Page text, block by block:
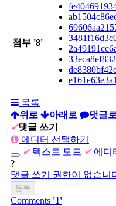
첨부 '8'
목록
위로
아래로 댓글
✔댓글 쓰기
에디터 선택하기
✔ 텍스트 모드 ✔ 에디
?
댓글 쓰기 권한이 없습니
Comments '1'